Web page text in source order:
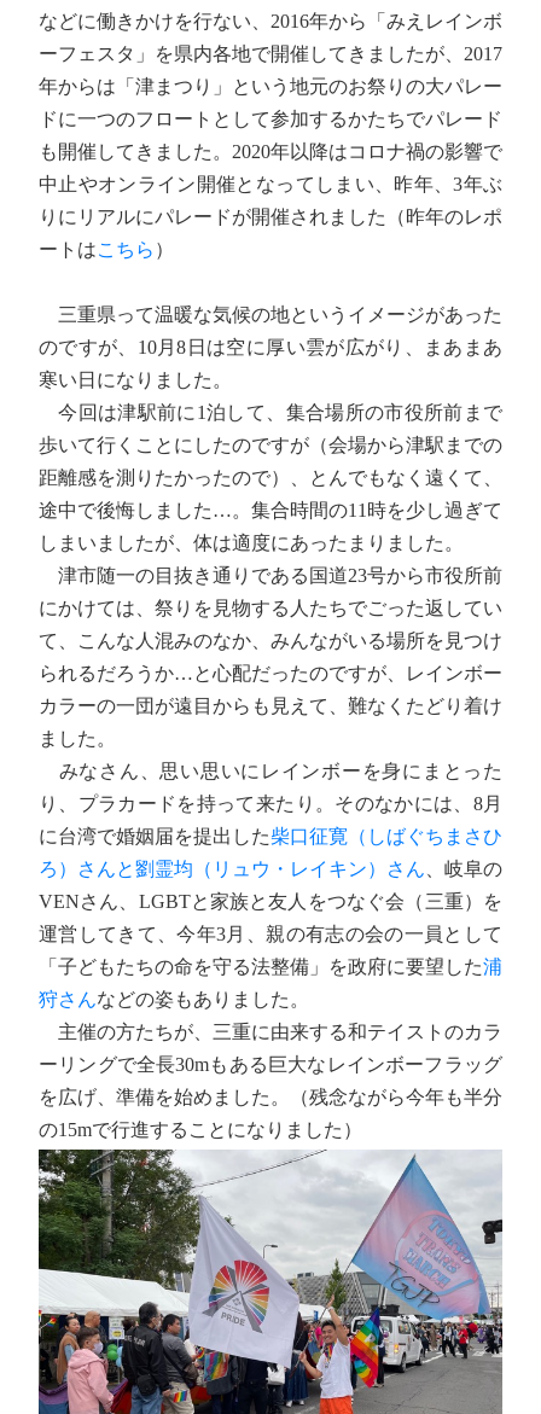
などに働きかけを行ない、2016年から「みえレインボ
ーフェスタ」を県内各地で開催してきましたが、2017
年からは「津まつり」という地元のお祭りの大パレー
ドに一つのフロートとして参加するかたちでパレード
も開催してきました。2020年以降はコロナ禍の影響で
中止やオンライン開催となってしまい、昨年、3年ぶ
りにリアルにパレードが開催されました（昨年のレポ
ートはこちら ）
三重県って温暖な気候の地というイメージがあった
のですが、10月8日は空に厚い雲が広がり、まあまあ
寒い日になりました。
今回は津駅前に1泊して、集合場所の市役所前まで
歩いて行くことにしたのですが（会場から津駅までの
距離感を測りたかったので）、とんでもなく遠くて、
途中で後悔しました…。集合時間の11時を少し過ぎて
しまいましたが、体は適度にあったまりました。
津市随一の目抜き通りである国道23号から市役所前
にかけては、祭りを見物する人たちでごった返してい
て、こんな人混みのなか、みんながいる場所を見つけ
られるだろうか…と心配だったのですが、レインボー
カラーの一団が遠目からも見えて、難なくたどり着け
ました。
みなさん、思い思いにレインボーを身にまとった
り、プラカードを持って来たり。そのなかには、8月
に台湾で婚姻届を提出した柴口征寛（しばぐちまさひ
ろ）さんと劉霊均（リュウ・レイキン）さん 、岐阜の
VENさん、LGBTと家族と友人をつなぐ会（三重）を
運営してきて、今年3月、親の有志の会の一員として
「子どもたちの命を守る法整備」を政府に要望した浦
狩さんなどの姿もありました。
主催の方たちが、三重に由来する和テイストのカラ
ーリングで全長30mもある巨大なレインボーフラッグ
を広げ、準備を始めました。（残念ながら今年も半分
の15mで行進することになりました）